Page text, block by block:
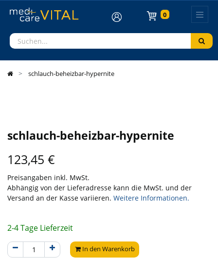
0
schlauch-beheizbar-hypernite
schlauch-beheizbar-hypernite
123,45 €
Preisangaben inkl. MwSt.
Abhängig von der Lieferadresse kann die MwSt. und der
Versand an der Kasse variieren. Weitere Informationen.
2-4 Tage Lieferzeit
In den Warenkorb